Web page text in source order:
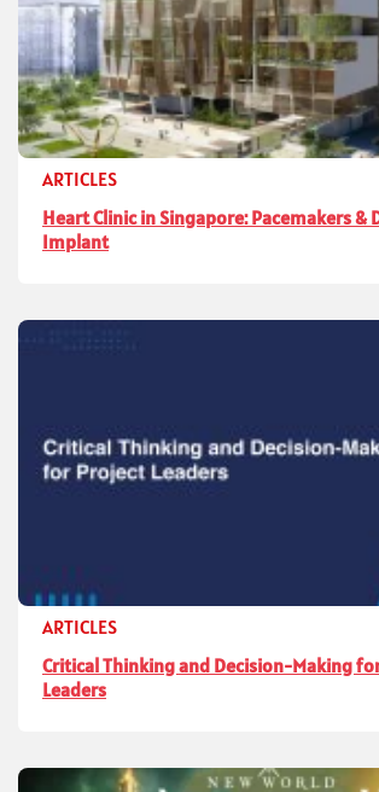
ARTICLES
Heart Clinic in Singapore: Pacemakers
Implant
ARTICLES
Critical Thinking and Decision-Making
Leaders